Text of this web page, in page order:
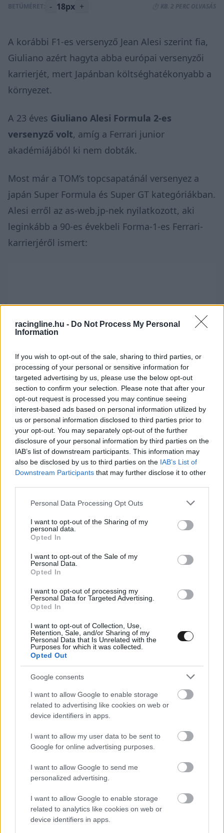
racingline.hu - Do Not Process My Personal
Information
If you wish to opt-out of the sale, sharing to third parties, or
processing of your personal or sensitive information for
targeted advertising by us, please use the below opt-out
section to confirm your selection. Please note that after your
opt-out request is processed you may continue seeing
interest-based ads based on personal information utilized by
us or personal information disclosed to third parties prior to
your opt-out. You may separately opt-out of the further
disclosure of your personal information by third parties on the
IAB’s list of downstream participants. This information may
also be disclosed by us to third parties on the IAB’s List of
Downstream Participants that may further disclose it to other
Please note that this website/app uses one or more Google
not limited to your visit or usage behaviour. You may click to
grant or deny consent to Google and its third-party tags to
use your data for below specified purposes in below Google
consent section.
Personal Data Processing Opt Outs
I want to opt-out of the Sharing of my
personal data.
Opted In
I want to opt-out of the Sale of my
Personal Data.
Opted In
I want to opt-out of processing my
Personal Data for Targeted Advertising.
Opted In
I want to opt-out of Collection, Use,
Retention, Sale, and/or Sharing of my
Personal Data that Is Unrelated with the
Purposes for which it was collected.
Opted Out
Google consents
I want to allow Google to enable storage
related to advertising like cookies on web or
device identifiers in apps.
I want to allow my user data to be sent to
Google for online advertising purposes.
I want to allow Google to send me
personalized advertising.
I want to allow Google to enable storage
related to analytics like cookies on web or
device identifiers in apps.
BETŰMÉRET: - 18px + ⏱️ KB. 2 PERC OLVASÁS
A korábbi F1-es versenyző Jean Alesi szerint fia,
Giuliano azért hagyta abba európai versenyzői
karrierjét, mert Japánban költséghatékonyabb a
környezet.
A 23 éves Giuliano Alesi Formula 2-es
versenyző volt, amíg a Ferrari junior
akadémiájából ki nem dobták.
Most már a TOM’s topcsapatánál versenyez a
japán Super Formula és Super GT kategóriákban.
Alesi erről az as-web.jp-nek nyilatkozott, aki
leginkább a 90-es évekbeli Forma-1-es Ferrari-
karrierjéről ismert:
„Európában a Forma-1-es csapatoknak
megvannak a saját programjaik a fiatal
tehetségek fejlesztésére, de végül is a probléma
még mindig a pénz. A mai F1-ben mégy
versenyző is milliomosok fia – ez a valóság. A
japán képzési programok ugyanakkor nem azt
jelentik, hogy csak milliomosok léphetnek be.
Európához képest ez sokkal elfogadhatóbb. Ez a
nagy gond Európában, és ez lett a legnagyobb
Mazepin, Norris, Latifi, Stroll, akik mind az F1-be
van. Fontosabb a pénz, mint a versenyzői
teljesítményed.”
Elmagyarázza például, hogy függetlenül attól,
hogy a fia jól teljesített a Formula 2-ben, még
így is 2 millió eurót kellett összeszednie ahhoz,
akinek felesége egyébként japán, a Super GT
nyilatkozatát:
„Bármelyik kategóriában, még ha jól is
teljesítesz, rengeteg pénzre van szükséged